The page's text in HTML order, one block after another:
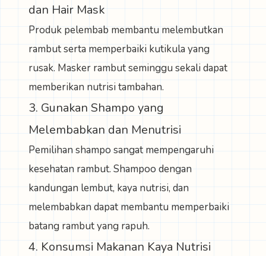
dan Hair Mask
Produk pelembab membantu melembutkan
rambut serta memperbaiki kutikula yang
rusak. Masker rambut seminggu sekali dapat
memberikan nutrisi tambahan.
3. Gunakan Shampo yang
Melembabkan dan Menutrisi
Pemilihan shampo sangat mempengaruhi
kesehatan rambut. Shampoo dengan
kandungan lembut, kaya nutrisi, dan
melembabkan dapat membantu memperbaiki
batang rambut yang rapuh.
4. Konsumsi Makanan Kaya Nutrisi